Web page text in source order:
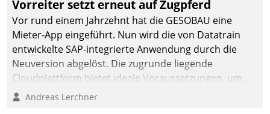
Heizungs- und
Wasserverbrauch gehen
automatisiert, vollständig
und auf Wunsch über
mehrere zuvor
Kommunikationswege bei
Vorreiter setzt erneut auf Zugpferd
Vor rund einem Jahrzehnt hat die GESOBAU eine
Mieter-App eingeführt. Nun wird die von Datatrain
entwickelte SAP-integrierte Anwendung durch die
Neuversion abgelöst. Die zugrunde liegende
Cloudplattform bietet ideale Voraussetzungen, um
die Funktionalität der App zu erweitern und weitere
Andreas Lerchner